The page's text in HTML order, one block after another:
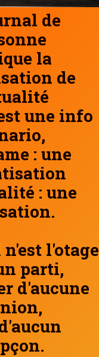
de
la
de
une info
: une
: une
l'otage
parti,
d'aucune